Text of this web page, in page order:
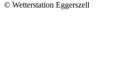
© Wetterstation Eggerszell